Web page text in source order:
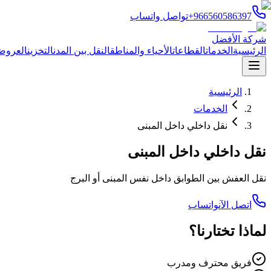
+966560586397تواصل واتساب
شركة الأفضل
الرئيسية الخدماتالقطاعاتالأحياء والمناطقالنقل بين المدنالتخزين
الرئيسية
الخدمات
نقل داخلي داخل المبنى
نقل داخلي داخل المبنى
نقل العفش بين الطوابق داخل نفس المبنى أو البرج
اتصل الآنواتساب
لماذا تختارنا؟
فريق محترف ومدرب